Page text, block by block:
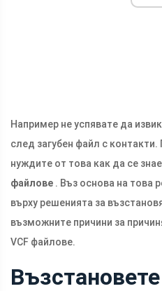
Например не успявате да
след загубен файл с
нуждите от това как да се знае
файлове . Въз основа на това
върху решенията за
възможните причини за
VCF файлове.